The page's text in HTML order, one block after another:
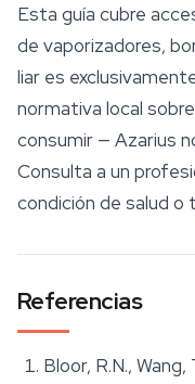
Esta guía cubre
de vaporizadores,
liar es
normativa local
consumir — Azarius
Consulta a un
condición de salud o
Referencias
Bloor, R.N., Wang,